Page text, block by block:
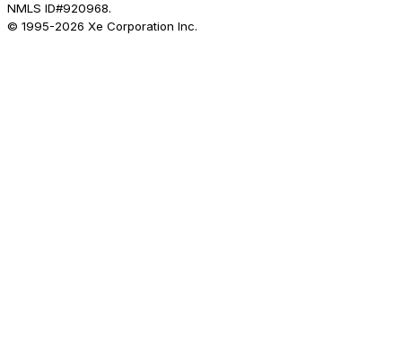
NMLS ID#920968.
© 1995-2026 Xe Corporation Inc.